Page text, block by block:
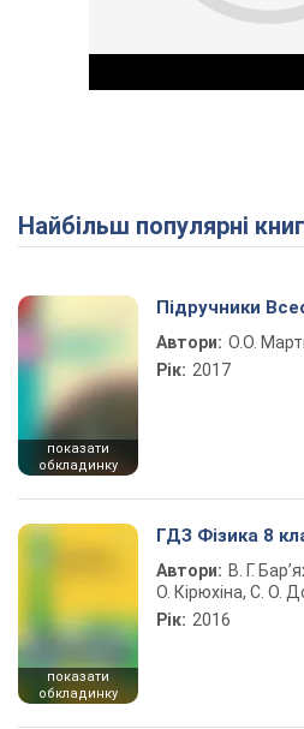
Найбільш популярні
показати
обкладинку
Підручники
Автори: О.О.
Рік: 2017
показати
обкладинку
ГДЗ Фізика 8
Автори: В. Г.
О. Кірюхіна, С. О.
Рік: 2016